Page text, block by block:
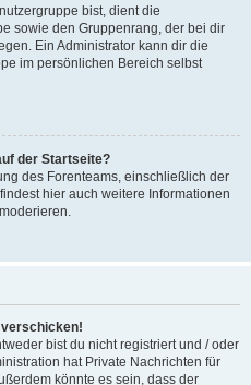
bist, dient die
sowie den Gruppenrang, der bei dir
Ein Administrator kann dir die
im persönlichen Bereich selbst
der Startseite?
des Forenteams, einschließlich der
hier auch weitere Informationen
verschicken!
bist du nicht registriert und / oder
hat Private Nachrichten für
könnte es sein, dass der